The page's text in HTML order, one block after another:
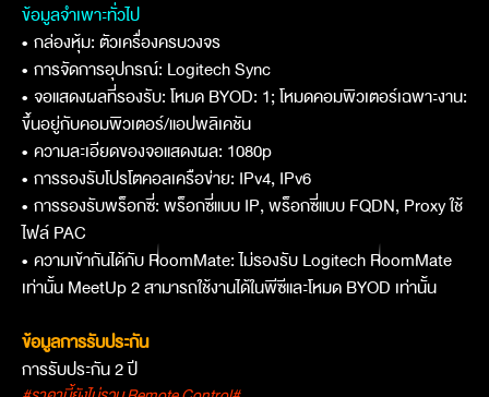
ข้อมูลจำเพาะทั่วไป
• กล่องหุ้ม: ตัวเครื่องครบวงจร
• การจัดการอุปกรณ์: Logitech Sync
• จอแสดงผลที่รองรับ: โหมด BYOD: 1; โหมดคอมพิวเตอร์เฉพาะงาน:
ขึ้นอยู่กับคอมพิวเตอร์/แอปพลิเคชัน
• ความละเอียดของจอแสดงผล: 1080p
• การรองรับโปรโตคอลเครือข่าย: IPv4, IPv6
• การรองรับพร็อกซี่: พร็อกซี่แบบ IP, พร็อกซี่แบบ FQDN, Proxy ใช้
ไฟล์ PAC
• ความเข้ากันได้กับ RoomMate: ไม่รองรับ Logitech RoomMate
เท่านั้น MeetUp 2 สามารถใช้งานได้ในพีซีและโหมด BYOD เท่านั้น
ข้อมูลการรับประกัน
การรับประกัน 2 ปี